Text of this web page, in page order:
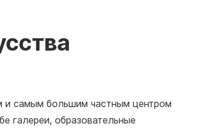
и самым большим частным центром
галереи, образовательные